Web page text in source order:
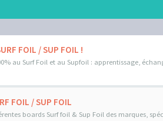
FOIL / SUP FOIL !
au Surf Foil et au Supfoil : apprentissage,
FOIL / SUP FOIL
boards Surf foil & Sup Foil des marques,